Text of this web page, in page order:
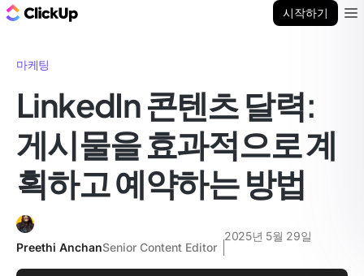
시작하기
마케팅
LinkedIn 콘텐츠 달력:
게시물을 효과적으로 계
획하고 예약하는 방법
Preethi AnchanSenior Content Editor
2025년 5월 29일